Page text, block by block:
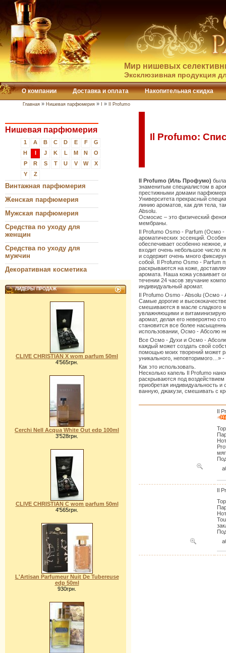
Мир нишевых
Эксклюзивная продукция
О компании Доставка и оплата Накопительная скидка
Главная » Нишевая парфюмерия » » Il Profumo
Нишевая парфюмерия
1 A B C D E F
G
H
I J K L M N
O
P
R S T U V W
X
Y
Z
Винтажная парфюмерия
Женская парфюмерия
Мужская парфюмерия
Средства по уходу для
женщин
Средства по уходу для
мужчин
Декоративная косметика
ЛИДЕРЫ ПРОДАЖ
CLIVE CHRISTIAN X wom parfum 50ml
4'565грн.
Cerchi Nell Acqua White Out edp 100ml
3'528грн.
CLIVE CHRISTIAN C wom parfum 50ml
4'565грн.
L'Artisan Parfumeur Nuit De Tubereuse
edp 50ml
930грн.
Il Profumo:
Il Profumo (Иль Профумо)
знаменитым специалистом в
престижными домами
Университета прекрасный
линию ароматов, как для тела,
Absolu.
Осмосис – это физический
мембраны.
Il Profumo Osmo - Parfum (Осмо -
ароматических эссенций.
обеспечивает особенно нежное,
входит очень небольшое число
и содержит очень много
собой. Il Profumo Osmo - Parfum
раскрываются на коже,
аромата. Наша кожа усваивает
течении 24 часов звучание
индивидуальный аромат.
Il Profumo Osmo - Absolu (Осмо -
Самые дорогие и
смешиваются в масле сладкого
увлажняющими и
аромат, делая его невероятно
становится все более
использовании, Осмо - Абсолю
Все Осмо - Духи и Осмо - Абсолю
каждый может создать свой
помощью моих творений может
уникального, неповторимого…»
Как это использовать.
Несколько капель Il Profumo
раскрываются под
приобретая индивидуальность
ванную, джакузи, смешивать с
Il
Il